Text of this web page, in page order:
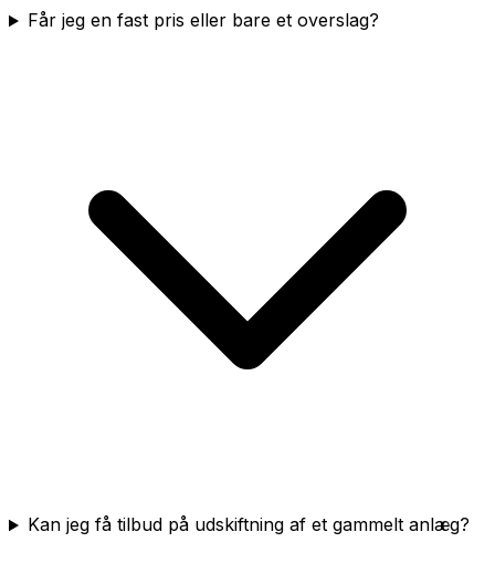
Får jeg en fast pris eller bare et overslag?
Kan jeg få tilbud på udskiftning af et gammelt anlæg?